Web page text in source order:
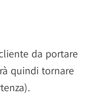
da portare
quindi tornare